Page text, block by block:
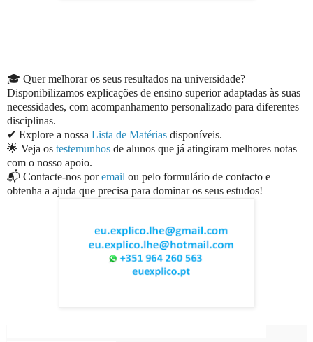
🎓 Quer melhorar os seus resultados na universidade?
Disponibilizamos explicações de ensino superior adaptadas às suas
necessidades, com acompanhamento personalizado para diferentes
disciplinas.
✔ Explore a nossa Lista de Matérias disponíveis.
🌟 Veja os testemunhos de alunos que já atingiram melhores notas
com o nosso apoio.
📬 Contacte-nos poremail ou pelo formulário de contacto e
obtenha a ajuda que precisa para dominar os seus estudos!